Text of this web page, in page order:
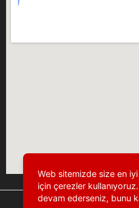
Web sitemizde size en
için çerezler
devam ederseniz, bunu